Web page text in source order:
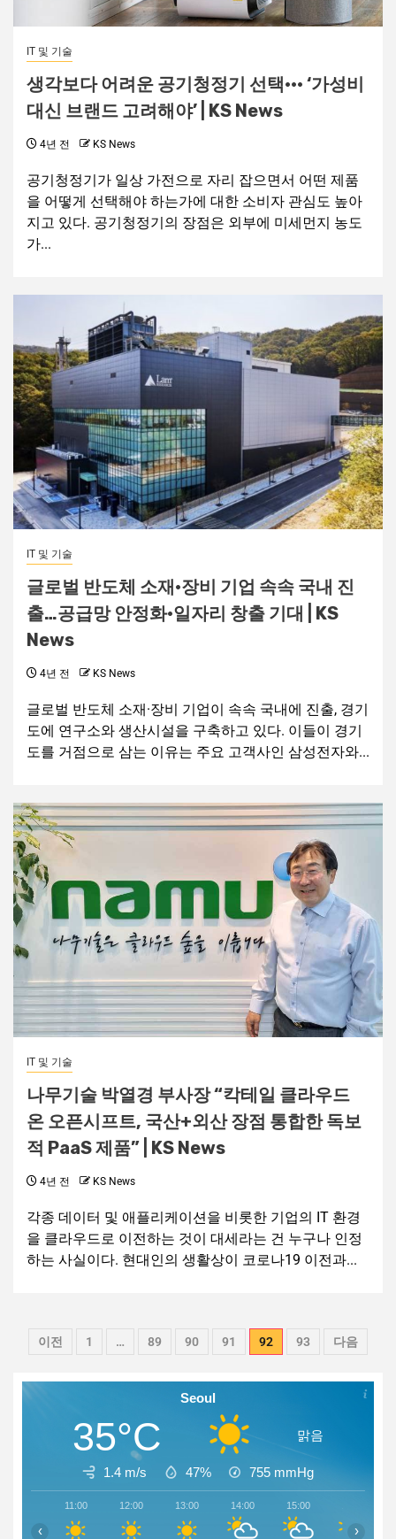
IT 및 기술
생각보다 어려운 공기청정기 선택··· ‘가성비
대신 브랜드 고려해야’ | KS News
4년 전 KS News
공기청정기가 일상 가전으로 자리 잡으면서 어떤 제품
을 어떻게 선택해야 하는가에 대한 소비자 관심도 높아
지고 있다. 공기청정기의 장점은 외부에 미세먼지 농도
가...
IT 및 기술
글로벌 반도체 소재·장비 기업 속속 국내 진
출…공급망 안정화·일자리 창출 기대 | KS
News
4년 전 KS News
글로벌 반도체 소재·장비 기업이 속속 국내에 진출, 경기
도에 연구소와 생산시설을 구축하고 있다. 이들이 경기
도를 거점으로 삼는 이유는 주요 고객사인 삼성전자와...
IT 및 기술
나무기술 박열경 부사장 “칵테일 클라우드
온 오픈시프트, 국산+외산 장점 통합한 독보
적 PaaS 제품” | KS News
4년 전 KS News
각종 데이터 및 애플리케이션을 비롯한 기업의 IT 환경
을 클라우드로 이전하는 것이 대세라는 건 누구나 인정
하는 사실이다. 현대인의 생활상이 코로나19 이전과...
이전 1 … 89 90 91 92 93 다음
Seoul
35°C 맑음
1.4 m/s 47% 755 mmHg
11:00 12:00 13:00 14:00 15:00
‹ ›